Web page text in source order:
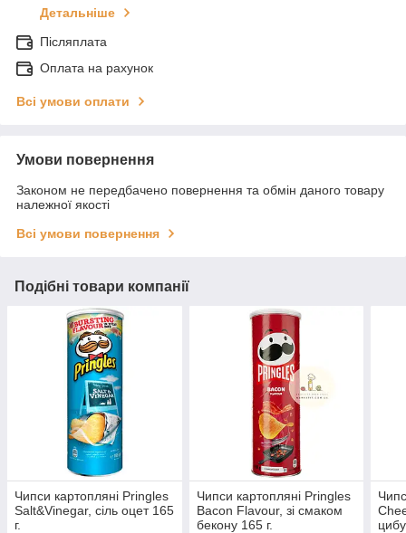
Детальніше
Післяплата
Оплата на рахунок
Всі умови оплати
Умови повернення
Законом не передбачено повернення та обмін даного товару
належної якості
Всі умови повернення
Подібні товари компанії
Чипси картопляні Pringles
Salt&Vinegar, сіль оцет 165
г.
Чипси картопляні Pringles
Bacon Flavour, зі смаком
бекону 165 г.